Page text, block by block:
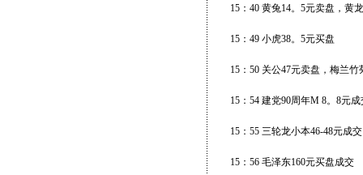
15：40 黄兔14。5元卖盘，黄
15：49 小虎38。5元买盘
15：50 关公47元卖盘，梅兰
15：54 建党90周年M 8。8元成
15：55 三轮龙小本46-48元成交
15：56 毛泽东160元买盘成交